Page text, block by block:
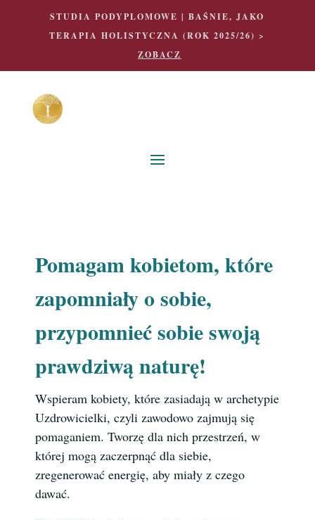
STUDIA PODYPLOMOWE | BAŚNIE, JAKO
TERAPIA HOLISTYCZNA (ROK 2025/26) >
ZOBACZ
Pomagam kobietom, które
zapomniały o sobie,
przypomnieć sobie swoją
prawdziwą naturę!
Wspieram kobiety, które zasiadają w archetypie
Uzdrowicielki, czyli zawodowo zajmują się
pomaganiem. Tworzę dla nich przestrzeń, w
której mogą zaczerpnąć dla siebie,
zregenerować energię, aby miały z czego
dawać.